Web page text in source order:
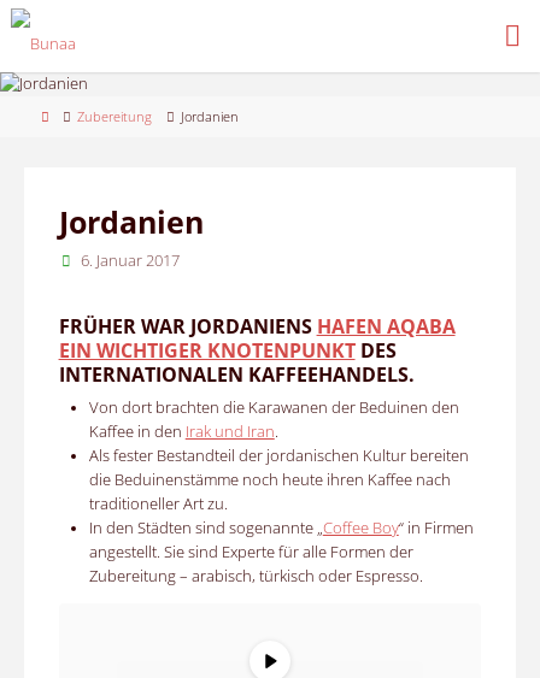
Skip
to
HomeZubereitung Jordanien
Jordanien
6. Januar 2017
FRÜHER WAR JORDANIENS HAFEN AQABA
EIN WICHTIGER KNOTENPUNKTDES
INTERNATIONALEN KAFFEEHANDELS.
Von dort brachten die Karawanen der Beduinen den
Kaffee in den Irak und Iran.
Als fester Bestandteil der jordanischen Kultur bereiten
die Beduinenstämme noch heute ihren Kaffee nach
traditioneller Art zu.
In den Städten sind sogenannte „Coffee Boy“ in Firmen
angestellt. Sie sind Experte für alle Formen der
Zubereitung – arabisch, türkisch oder Espresso.